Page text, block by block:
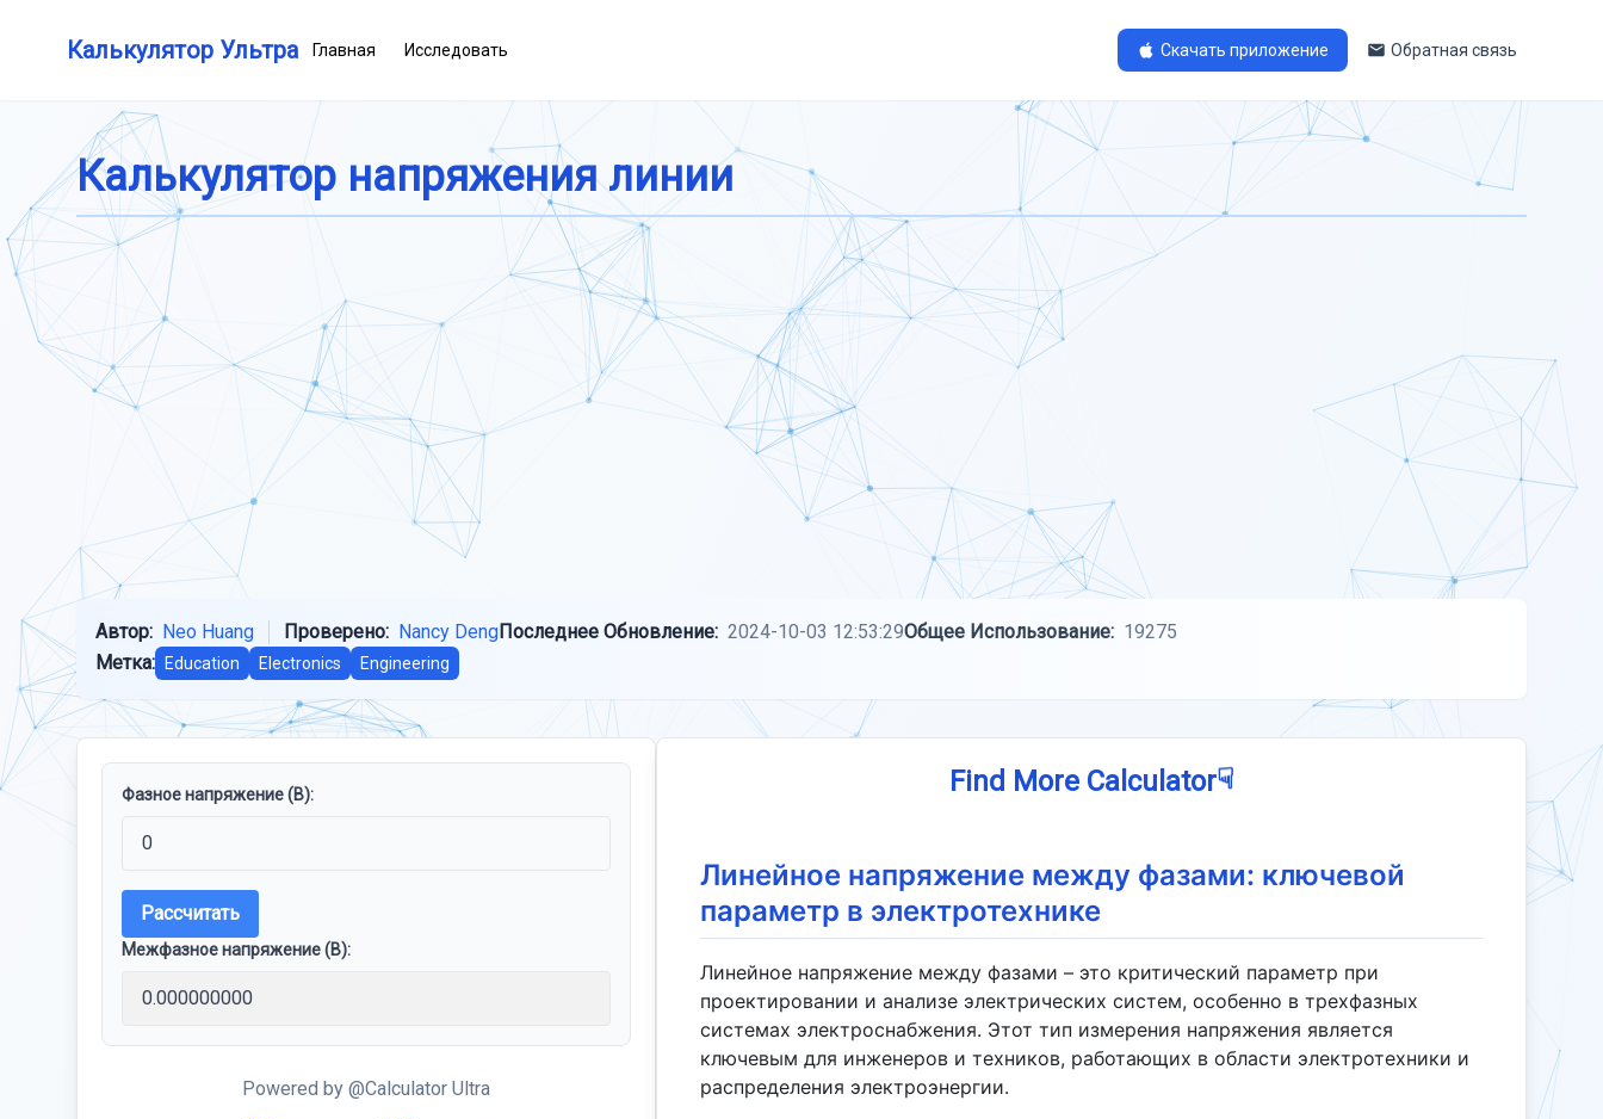
Калькулятор Ультра Главная Исследовать Скачать приложение Обратная связь
Калькулятор напряжения линии
Автор: Neo Huang Проверено: Nancy DengПоследнее Обновление: 2024-10-03 12:53:29Общее Использование: 19275
Метка:
Education Electronics Engineering
Фазное напряжение (В):
Рассчитать
Межфазное напряжение (В):
Powered by @Calculator Ultra
Find More Calculator☟
Линейное напряжение между фазами: ключевой
параметр в электротехнике
Линейное напряжение между фазами – это критический параметр при
проектировании и анализе электрических систем, особенно в трехфазных
системах электроснабжения. Этот тип измерения напряжения является
ключевым для инженеров и техников, работающих в области электротехники и
распределения электроэнергии.